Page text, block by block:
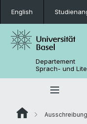
English
Departement
Sprach- und